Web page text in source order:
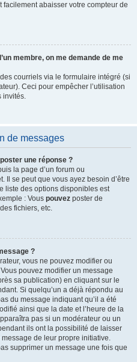
abaisser votre compteur de
membre, on me demande de me
courriels via le formulaire intégré (si
Ceci pour empêcher l’utilisation
invités.
de messages
une réponse ?
la page d’un forum ou
Il se peut que vous ayez besoin d’être
liste des options disponibles est
: Vous pouvez poster de
fichiers, etc.
?
vous ne pouvez modifier ou
pouvez modifier un message
sa publication) en cliquant sur le
Si quelqu’un a déjà répondu au
du message indiquant qu’il a été
ainsi que la date et l’heure de la
pas si un modérateur ou un
ils ont la possibilité de laisser
de leur propre initiative.
supprimer un message une fois que